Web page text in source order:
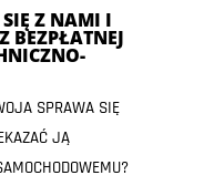
Z NAMI I
BEZPŁATNEJ
SPRAWA SIĘ
JĄ